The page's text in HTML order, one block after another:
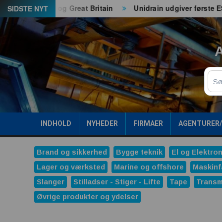
Spring
til
indhold
SIDSTE NYT
EU og Great Britain Unidrain udgiver første ESG-
Søg
INDHOLD NYHEDER FIRMAER
Brand og sikkerhed Bygge teknik El og
Lager og værksted
Marine og offshore
Slanger
Stilladser - Stiger - Lifte Tape
Øvrige produkter og ydelser